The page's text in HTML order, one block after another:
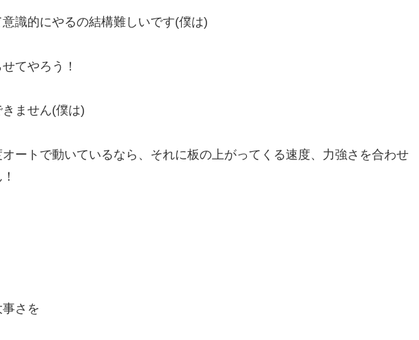
識的にやるの結構難しいです(僕は)
てやろう！
ません(僕は)
ートで動いているなら、それに板の上がってくる速度、力強さを合わせ
さを